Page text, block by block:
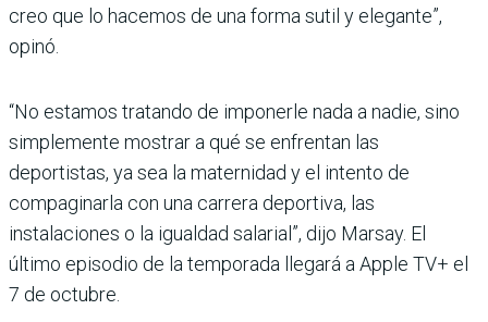
creo que lo hacemos de una forma sutil y elegante”,
opinó.
“No estamos tratando de imponerle nada a nadie, sino
simplemente mostrar a qué se enfrentan las
deportistas, ya sea la maternidad y el intento de
compaginarla con una carrera deportiva, las
instalaciones o la igualdad salarial”, dijo Marsay. El
último episodio de la temporada llegará a Apple TV+ el
7 de octubre.